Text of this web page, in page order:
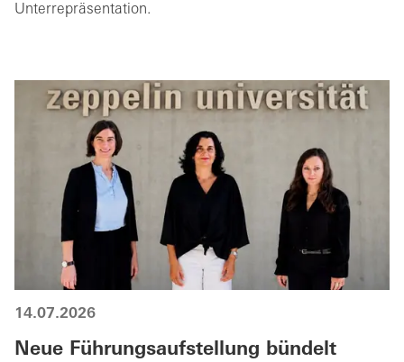
Unterrepräsentation.
14.07.2026
Neue Führungsaufstellung bündelt